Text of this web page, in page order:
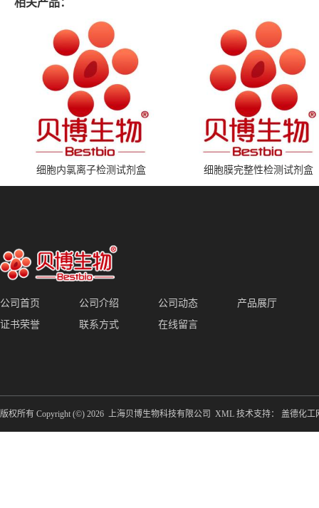
相关产品：
细胞内氯离子检测试剂盒 细胞膜完整性检测试剂盒
公司首页 公司介绍 公司动态
产品展厅
证书荣誉
联系方式 在线留言
版权所有 Copyright (©) 2026 上海贝博生物科技有限公司 XML 技术支持： 盖德化工